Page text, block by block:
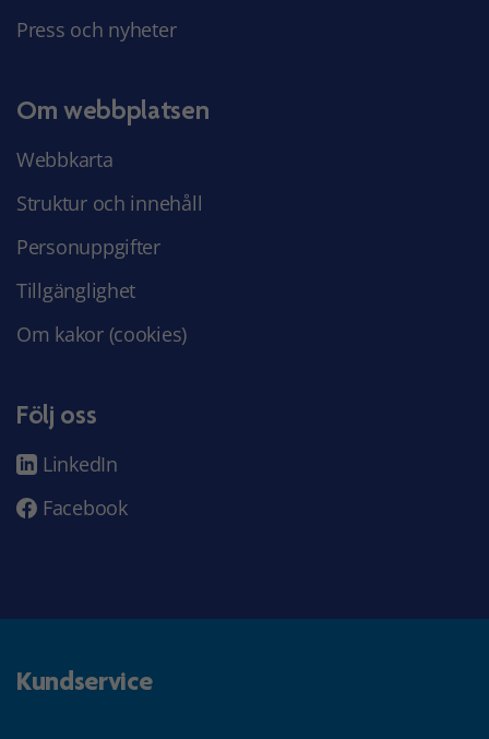
Press och nyheter
Om webbplatsen
Webbkarta
Struktur och innehåll
Personuppgifter
Tillgänglighet
Om kakor (cookies)
Följ oss
LinkedIn
Facebook
Kundservice